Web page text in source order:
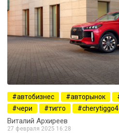
автобизнес авторынок
чери
тигго cherytiggo4
Виталий Архиреев
27 февраля 2025 16:28